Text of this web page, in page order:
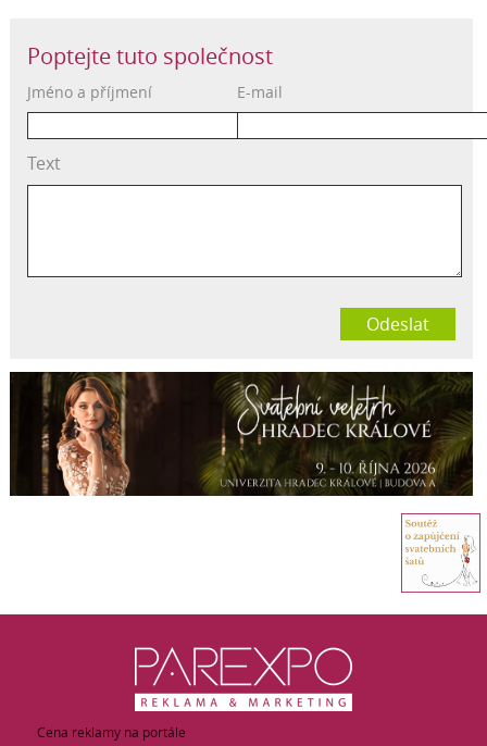
Poptejte tuto společnost
Jméno a příjmení E-mail
Text
Odeslat
Cena reklamy na portále